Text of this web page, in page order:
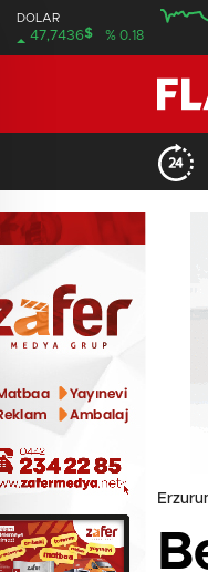
DOLAR
47,7436$ % 0.18